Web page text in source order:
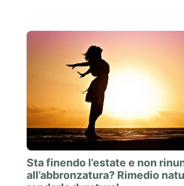
Sta finendo l’estate e non
all’abbronzatura? Rimedio